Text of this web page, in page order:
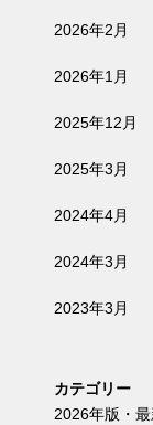
2026年2月
2026年1月
2025年12月
2025年3月
2024年4月
2024年3月
2023年3月
カテゴリー
2026年版・